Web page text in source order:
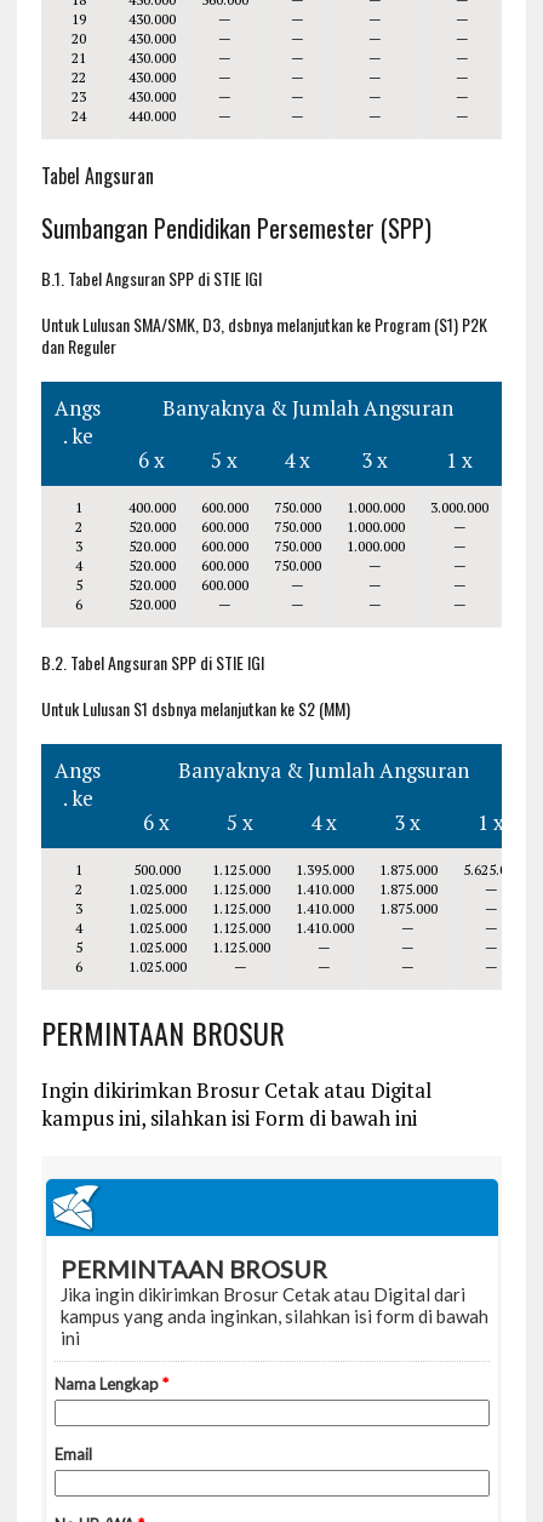
19
20
21
22
23
24
430.000
430.000
430.000
430.000
430.000
440.000
—
—
—
—
—
—
—
—
—
—
—
—
—
—
—
—
—
—
—
—
—
—
—
—
Tabel Angsuran
Sumbangan Pendidikan Persemester (SPP)
B.1. Tabel Angsuran SPP di STIE IGI
Untuk Lulusan SMA/SMK, D3, dsbnya melanjutkan ke Program (S1) P2K
dan Reguler
Angs
. ke
Banyaknya & Jumlah Angsuran
6 x
5 x 4 x 3 x 1 x
1
2
3
4
5
6
400.000
520.000
520.000
520.000
520.000
520.000
600.000
600.000
600.000
600.000
600.000
—
750.000
750.000
750.000
750.000
—
—
1.000.000
1.000.000
1.000.000
—
—
—
3.000.000
—
—
—
—
—
B.2. Tabel Angsuran SPP di STIE IGI
Untuk Lulusan S1 dsbnya melanjutkan ke S2 (MM)
Angs
. ke
Banyaknya & Jumlah Angsuran
6 x
5 x 4 x 3 x 1 x
1
2
3
4
5
6
500.000
1.025.000
1.025.000
1.025.000
1.025.000
1.025.000
1.125.000
1.125.000
1.125.000
1.125.000
1.125.000
—
1.395.000
1.410.000
1.410.000
1.410.000
—
—
1.875.000
1.875.000
1.875.000
—
—
—
5.625.000
—
—
—
—
—
PERMINTAAN BROSUR
Ingin dikirimkan Brosur Cetak atau Digital
kampus ini, silahkan isi Form di bawah ini